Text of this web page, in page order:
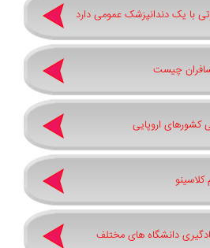
با یک دندانپزشک عمومی دارد
چیست
کشورهای اروپایی
دانشگاه های مختلف